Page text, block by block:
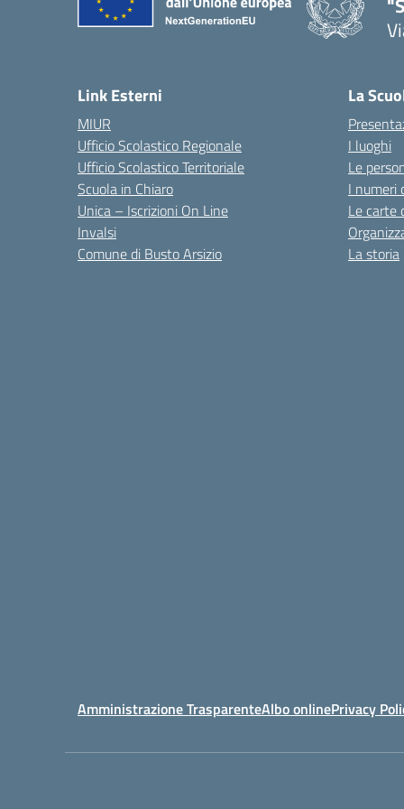
Link Esterni
MIUR
Ufficio Scolastico Regionale
Ufficio Scolastico Territoriale
Scuola in Chiaro
Unica – Iscrizioni On Line
Invalsi
Comune di Busto Arsizio
La
I luoghi
Le
I numeri
Le carte
La storia
Amministrazione TrasparenteAlbo onlinePrivacy